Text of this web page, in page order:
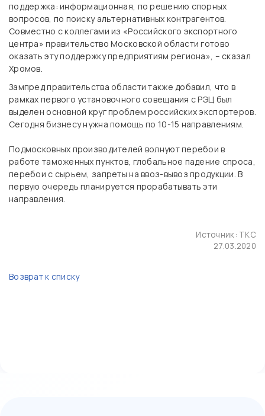
поддержка: информационная, по решению спорных
вопросов, по поиску альтернативных контрагентов.
Совместно с коллегами из «Российского экспортного
центра» правительство Московской области готово
оказать эту поддержку предприятиям региона», – сказал
Хромов.
Зампред правительства области также добавил, что в
рамках первого установочного совещания с РЭЦ был
выделен основной круг проблем российских экспортеров.
Сегодня бизнесу нужна помощь по 10-15 направлениям.
Подмосковных производителей волнуют перебои в
работе таможенных пунктов, глобальное падение спроса,
перебои с сырьем, запреты на ввоз-вывоз продукции. В
первую очередь планируется прорабатывать эти
направления.
Источник: ТКС
27.03.2020
Возврат к списку